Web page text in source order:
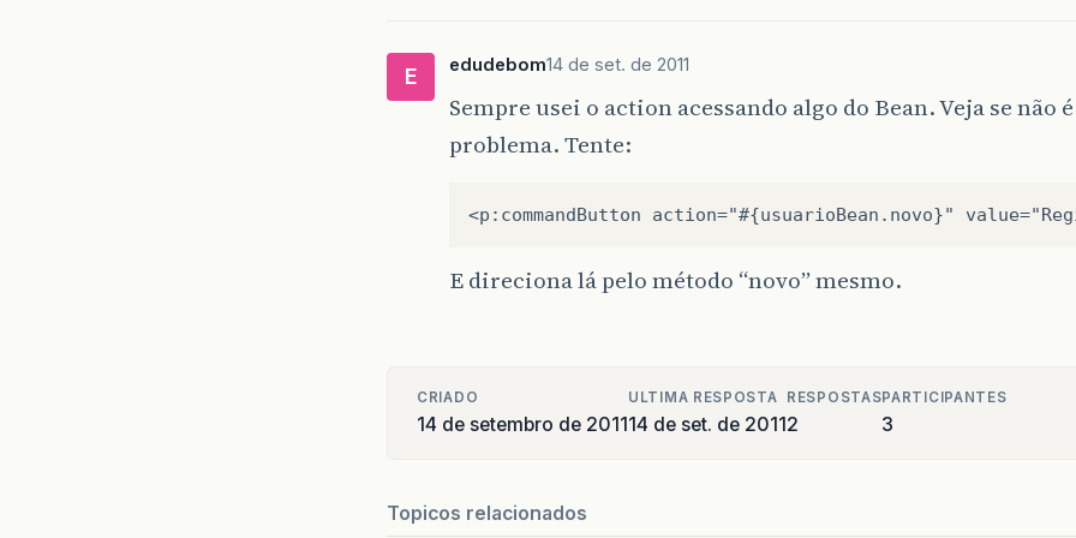
E edudebom14 de set. de 2011
Sempre usei o action acessando algo do Bean. Veja se não é
problema. Tente:
E direciona lá pelo método “novo” mesmo.
CRIADO
14 de setembro de 2011
ULTIMA RESPOSTA
14 de set. de 2011
RESPOSTAS
2
PARTICIPANTES
3
Topicos relacionados